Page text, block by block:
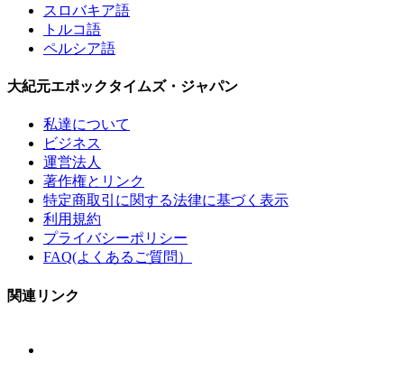
スロバキア語
トルコ語
ペルシア語
大紀元エポックタイムズ・ジャパン
私達について
ビジネス
運営法人
著作権とリンク
特定商取引に関する法律に基づく表示
利用規約
プライバシーポリシー
FAQ(よくあるご質問）
関連リンク